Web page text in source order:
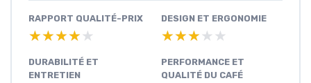
RAPPORT QUALITÉ-PRIX
★★★★★
★★★★★
DESIGN ET ERGONOMIE
★★★★★
★★★★★
DURABILITÉ ET
ENTRETIEN
PERFORMANCE ET
QUALITÉ DU CAFÉ